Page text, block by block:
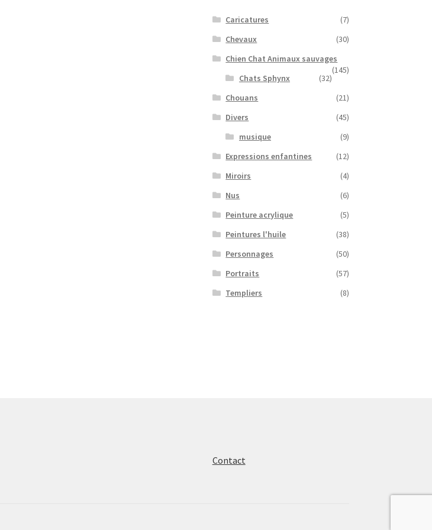
Caricatures
(7)
Chevaux
(30)
Chien Chat Animaux sauvages
(145)
Chats Sphynx
(32)
Chouans
(21)
Divers
(45)
musique
(9)
Expressions enfantines
(12)
Miroirs
(4)
Nus
(6)
Peinture acrylique
(5)
Peintures l'huile
(38)
Personnages
(50)
Portraits
(57)
Templiers
(8)
Contact